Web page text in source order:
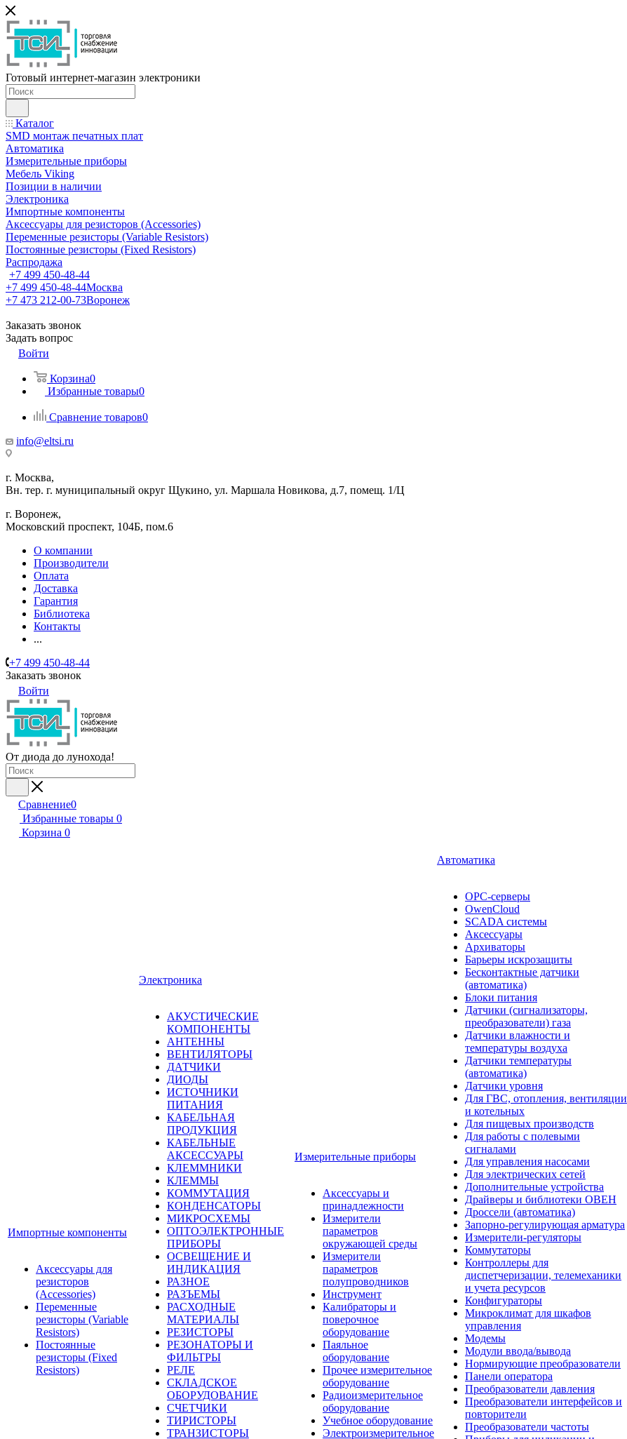
Готовый интернет-магазин электроники
Каталог
SMD монтаж печатных плат
Автоматика
Измерительные приборы
Мебель Viking
Позиции в наличии
Электроника
Импортные компоненты
Аксессуары для резисторов (Accessories)
Переменные резисторы (Variable Resistors)
Постоянные резисторы (Fixed Resistors)
Распродажа
+7 499 450-48-44
+7 499 450-48-44Москва
+7 473 212-00-73Воронеж
Заказать звонок
Задать вопрос
Войти
Корзина0
Избранные товары0
Сравнение товаров0
info@eltsi.ru
г. Москва,
Вн. тер. г. муниципальный округ Щукино, ул. Маршала Новикова, д.7, помещ. 1/Ц
г. Воронеж,
​Московский проспект, 104Б, пом.6
О компании
Производители
Оплата
Доставка
Гарантия
Библиотека
Контакты
...
+7 499 450-48-44
Заказать звонок
Войти
От диода до лунохода!
Сравнение0
Избранные товары 0
Корзина 0
Импортные компоненты
Аксессуары для
резисторов
(Accessories)
Переменные
резисторы (Variable
Resistors)
Постоянные
резисторы (Fixed
Resistors)
Электроника
АКУСТИЧЕСКИЕ
КОМПОНЕНТЫ
АНТЕННЫ
ВЕНТИЛЯТОРЫ
ДАТЧИКИ
ДИОДЫ
ИСТОЧНИКИ
ПИТАНИЯ
КАБЕЛЬНАЯ
ПРОДУКЦИЯ
КАБЕЛЬНЫЕ
АКСЕССУАРЫ
КЛЕММНИКИ
КЛЕММЫ
КОММУТАЦИЯ
КОНДЕНСАТОРЫ
МИКРОСХЕМЫ
ОПТОЭЛЕКТРОННЫЕ
ПРИБОРЫ
ОСВЕЩЕНИЕ И
ИНДИКАЦИЯ
РАЗНОЕ
РАЗЪЕМЫ
РАСХОДНЫЕ
МАТЕРИАЛЫ
РЕЗИСТОРЫ
РЕЗОНАТОРЫ И
ФИЛЬТРЫ
РЕЛЕ
СКЛАДСКОЕ
ОБОРУДОВАНИЕ
СЧЕТЧИКИ
ТИРИСТОРЫ
ТРАНЗИСТОРЫ
Измерительные приборы
Аксессуары и
принадлежности
Измерители
параметров
окружающей среды
Измерители
параметров
полупроводников
Инструмент
Калибраторы и
поверочное
оборудование
Паяльное
оборудование
Прочее измерительное
оборудование
Радиоизмерительное
оборудование
Учебное оборудование
Электроизмерительное
Автоматика
OPC-серверы
OwenCloud
SCADA системы
Аксессуары
Архиваторы
Барьеры искрозащиты
Бесконтактные датчики
(автоматика)
Блоки питания
Датчики (сигнализаторы,
преобразователи) газа
Датчики влажности и
температуры воздуха
Датчики температуры
(автоматика)
Датчики уровня
Для ГВС, отопления, вентиляции
и котельных
Для пищевых производств
Для работы с полевыми
сигналами
Для управления насосами
Для электрических сетей
Дополнительные устройства
Драйверы и библиотеки ОВЕН
Дроссели (автоматика)
Запорно-регулирующая арматура
Измерители-регуляторы
Коммутаторы
Контроллеры для
диспетчеризации, телемеханики
и учета ресурсов
Конфигураторы
Микроклимат для шкафов
управления
Модемы
Модули ввода/вывода
Нормирующие преобразователи
Панели оператора
Преобразователи давления
Преобразователи интерфейсов и
повторители
Преобразователи частоты